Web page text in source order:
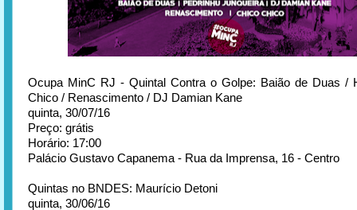
Ocupa MinC RJ - Quintal Contra o Golpe: Baião de Duas /
Chico / Renascimento / DJ Damian Kane
quinta, 30/07/16
Preço: grátis
Horário: 17:00
Palácio Gustavo Capanema - Rua da Imprensa, 16 - Centro
Quintas no BNDES: Maurício Detoni
quinta, 30/06/16